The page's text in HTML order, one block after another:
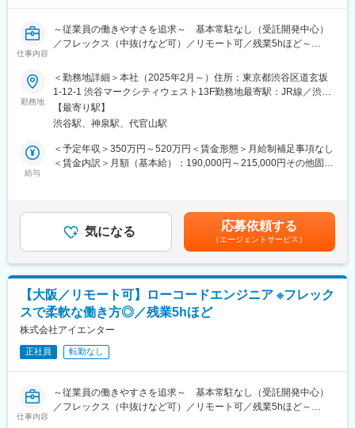
・顧客セグメント分析に基づいたパーソナライズ施策の企画実行
・経営層・マーケティング部門向け提案資料の作成
当社は、企業のマーケティング活動におけるデジタル変革を推進
し、顧客体験（CX）の最大化を支援するコンサルティングファー
ムです。
顧客接点全体にわたる戦略立案からシステム構築・運用までを一
析、デジタル広告戦略設計・改善、Web/アプリ改善に至るまでワ
ンストップで提供しています。
産、流通、製造業など、産業は多岐にわたります。
■認定・パートナーシップ：
・ISMS（情報セキュリティマネジメントシステム）認証取得
・プライバシーマーク（Pマーク）認証取得
・Google Premier Partner 認定
・Salesforce コンサルティングパートナー
・KARTE 導入・運用認定（有資格者多数）
・Braze 認定パートナー
・Snowflake コンサルティングパートナー
仕事内容
～従業員の働きやすさを追求～ 基本常駐なし（受託開発中心）
／フレックス（中抜けなど可）／リモート可／残業5hほど～
■仕事内容
・RPAにより顧客業務の効率化を行うための要件定義、開発、導
入支援、顧客対応をお任せいたします！
・要件定義～導入支援、運用まで一連の業務をお任せいたしま
す！
・現在RPA支援だけでなく、ノーコード、ローコードを利用して
お客様の支援幅拡大中！多種多様な顧客との取引多数！
・基本常駐なし
社の定める業務】
■働く魅力
も身に付きます。
・高い営業力を誇り、エンジニアの希望に即した案件を受注でき
ています。そのためエンタープライズ案件なども含め、豊富な案
・社員のスキルアップ支援に力を入れています！資格取得補助・
手当の支給はもちろん、案件やお任せする業務も調整しながら、
■抜群の働きやすさ・柔軟な働き方が可能！
勤務地
＜勤務地詳細＞本社（2025年2月～）住所：東京都渋谷区道玄坂
1-12-1 渋谷マークシティウェスト13F勤務地最寄駅：JR線／渋谷
駅受動喫煙対策：屋内全面禁煙変更の範囲：本文参照
【最寄り駅】
渋谷駅、神泉駅、代官山駅
給与
＜予定年収＞350万円～520万円＜賃金形態＞月給制補足事項なし
＜賃金内訳＞月額（基本給）：190,000円～215,000円その他固定
む）＜昇給有無＞有＜残業手当＞有＜給与補足＞※給与詳細は経
験・能力・前給を考慮の上、決定します。■昇格：年1回（7月）■
昇給：年1回（7月）■決算賞与：年1回（6月）【年収例】 年収
500万円／経験5年／SE／27歳 年収650万円／経験9年／PL／32
歳 年収850万円／経験16年／PM／38歳賃金はあくまでも目安の
金額であり、選考を通じて上下する可能性があります。月給(月額)
は固定手当を含めた表記です。
気になる 応募依頼する
（エージェントサービス）
【大阪／リモート可】ローコードエンジニア ※フレック
スで柔軟な働き方◎／残業5hほど
株式会社アイエンター
正社員 転勤なし
仕事内容
～従業員の働きやすさを追求～ 基本常駐なし（受託開発中心）
／フレックス（中抜けなど可）／リモート可／残業5hほど～